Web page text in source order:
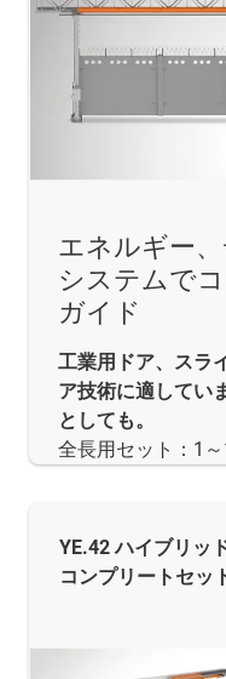
エネルギー
システムで
ガイド
工業用ドア、スラ
ア技術に適してい
としても。
全長用セット：1
YE.42 ハイブリッ
コンプリートセッ